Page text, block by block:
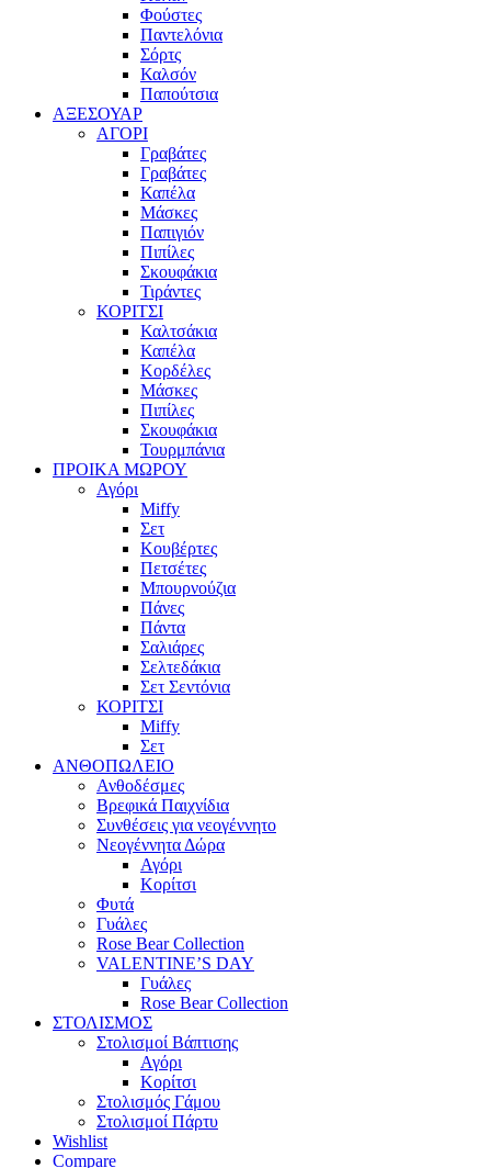
Φούστες
Παντελόνια
Σόρτς
Καλσόν
Παπούτσια
ΑΞΕΣΟΥΑΡ
ΑΓΟΡΙ
Γραβάτες
Γραβάτες
Καπέλα
Μάσκες
Παπιγιόν
Πιπίλες
Σκουφάκια
Τιράντες
ΚΟΡΙΤΣΙ
Καλτσάκια
Καπέλα
Κορδέλες
Μάσκες
Πιπίλες
Σκουφάκια
Τουρμπάνια
ΠΡΟΙΚΑ ΜΩΡΟΥ
Αγόρι
Miffy
Σετ
Κουβέρτες
Πετσέτες
Μπουρνούζια
Πάνες
Πάντα
Σαλιάρες
Σελτεδάκια
Σετ Σεντόνια
ΚΟΡΙΤΣΙ
Miffy
Σετ
ΑΝΘΟΠΩΛΕΙΟ
Ανθοδέσμες
Βρεφικά Παιχνίδια
Συνθέσεις για νεογέννητο
Νεογέννητα Δώρα
Αγόρι
Κορίτσι
Φυτά
Γυάλες
Rose Bear Collection
VALENTINE’S DAY
Γυάλες
Rose Bear Collection
ΣΤΟΛΙΣΜΟΣ
Στολισμοί Βάπτισης
Αγόρι
Κορίτσι
Στολισμός Γάμου
Στολισμοί Πάρτυ
Wishlist
Compare